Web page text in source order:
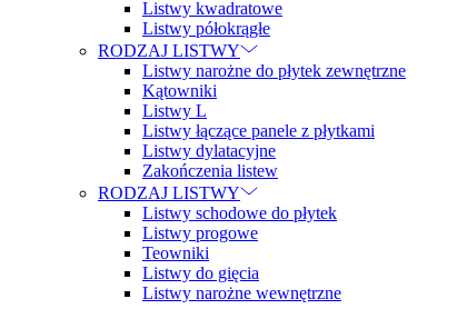
Listwy kwadratowe
Listwy półokrągłe
RODZAJ LISTWY
Listwy narożne do płytek zewnętrzne
Kątowniki
Listwy L
Listwy łączące panele z płytkami
Listwy dylatacyjne
Zakończenia listew
RODZAJ LISTWY
Listwy schodowe do płytek
Listwy progowe
Teowniki
Listwy do gięcia
Listwy narożne wewnętrzne